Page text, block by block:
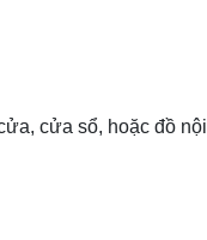
cửa sổ, hoặc đồ nội